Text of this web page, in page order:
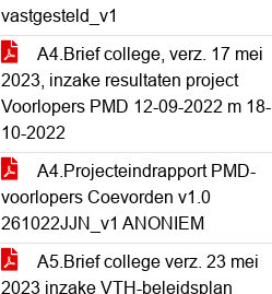
vastgesteld_v1
A4.Brief college, verz. 17 mei
2023, inzake resultaten project
Voorlopers PMD 12-09-2022 m 18-
10-2022
A4.Projecteindrapport PMD-
voorlopers Coevorden v1.0
261022JJN_v1 ANONIEM
A5.Brief college verz. 23 mei
2023 inzake VTH-beleidsplan